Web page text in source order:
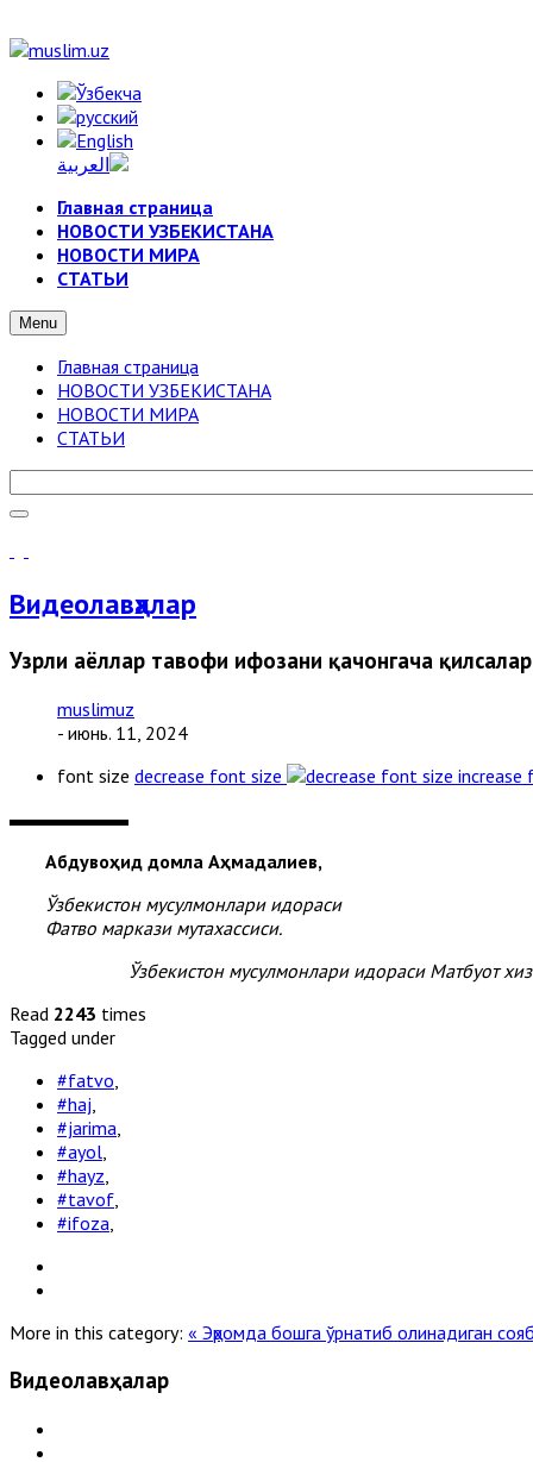
Главная страница
НОВОСТИ УЗБЕКИСТАНА
НОВОСТИ МИРА
СТАТЬИ
Menu
Главная страница
НОВОСТИ УЗБЕКИСТАНА
НОВОСТИ МИРА
СТАТЬИ
Видеолавҳалар
Узрли аёллар тавофи ифозани қачонгача
muslimuz
- июнь. 11, 2024
font size decrease font size increase
Абдувоҳид домла Аҳмадалиев,
Ўзбекистон мусулмонлари идораси
Фатво маркази мутахассиси.
Ўзбекистон мусулмонлари идораси Матбуот
Read 2243 times
Tagged under
#fatvo
#haj
#jarima
#ayol
#hayz
#tavof
#ifoza
More in this category: « Эҳромда бошга ўрнатиб олинадиган
Видеолавҳалар